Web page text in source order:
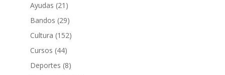
Ayudas (21)
Bandos (29)
Cultura (152)
Cursos (44)
Deportes (8)